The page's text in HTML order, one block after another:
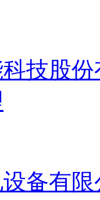
技股
备有限